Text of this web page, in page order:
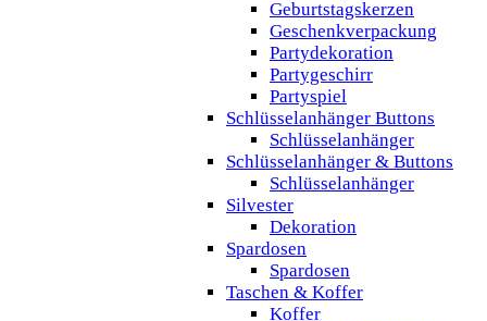
Geburtstagskerzen
Geschenkverpackung
Partydekoration
Partygeschirr
Partyspiel
Schlüsselanhänger Buttons
Schlüsselanhänger
Schlüsselanhänger & Buttons
Schlüsselanhänger
Silvester
Dekoration
Spardosen
Spardosen
Taschen & Koffer
Koffer